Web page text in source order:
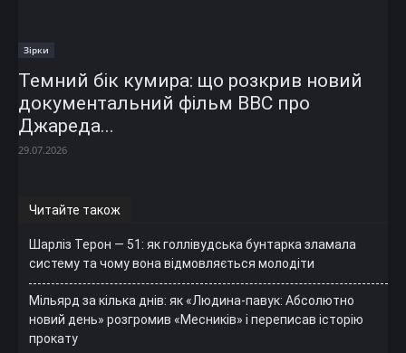
Зірки
Темний бік кумира: що розкрив новий
документальний фільм ВВС про
Джареда...
29.07.2026
Читайте також
Шарліз Терон — 51: як голлівудська бунтарка зламала
систему та чому вона відмовляється молодіти
Мільярд за кілька днів: як «Людина-павук: Абсолютно
новий день» розгромив «Месників» і переписав історію
прокату